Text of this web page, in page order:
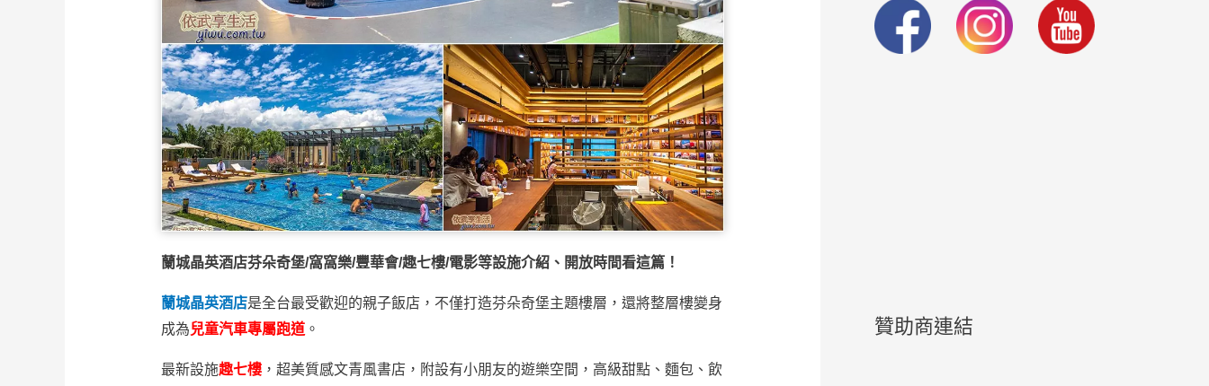
蘭城晶英酒店芬朵奇堡/窩窩樂/豐華會/趣七樓/電影等設施介紹、開放時間看這篇！
蘭城晶英酒店是全台最受歡迎的親子飯店，不僅打造芬朵奇堡主題樓層，還將整層樓變身
成為兒童汽車專屬跑道。
最新設施趣七樓，超美質感文青風書店，附設有小朋友的遊樂空間，高級甜點、麵包、飲
贊助商連結